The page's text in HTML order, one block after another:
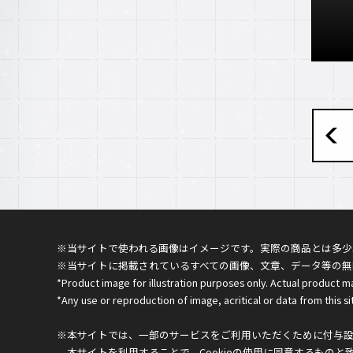
※当サイトで使われる画像はイメージです。実際の商品とは多
※当サイトに掲載されているすべての画像、文章、データ等の
*Product image for illustration purposes only. Actual product
*Any use or reproduction of image, acritical or data from this
※本サイトでは、一部のサービスをご利用いただくために付与